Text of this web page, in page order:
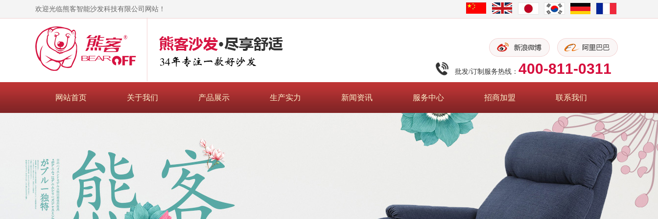
欢迎光临熊客智能沙发科技有限公司网站！
批发/订制服务热线： 400-811-0311
网站首页 关于我们 产品展示 生产实力 新闻资讯 服务中心 招商加盟 联系我们